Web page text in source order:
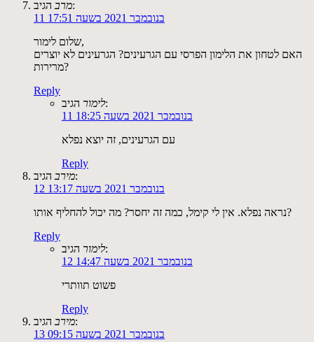
מרבהגיב:
11 בנובמבר 2021 בשעה 17:51
שלום לימור,
האם לטחון את הלימון הפרסי עם הגרעינים? הגרעינים לא יוצרים
מרירות?
Reply
לימורהגיב:
11 בנובמבר 2021 בשעה 18:25
עם הגרעינים, זה יוצא נפלא
Reply
מירבהגיב:
12 בנובמבר 2021 בשעה 13:17
נראה נפלא. אין לי קימל, כמה זה יחסר? מה יכול להחליף אותו?
Reply
לימורהגיב:
12 בנובמבר 2021 בשעה 14:47
פשוט תוותרי
Reply
מירבהגיב:
13 בנובמבר 2021 בשעה 09:15